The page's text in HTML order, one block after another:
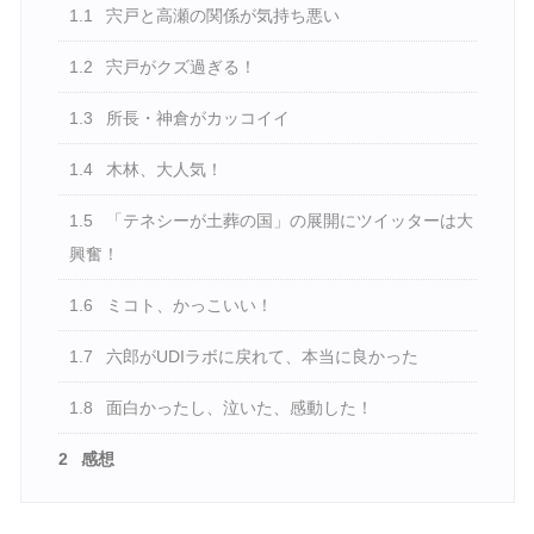
1.1 宍戸と高瀬の関係が気持ち悪い
1.2 宍戸がクズ過ぎる！
1.3 所長・神倉がカッコイイ
1.4 木林、大人気！
1.5
「テネシーが土葬の国」の展開にツイッターは大
興奮！
1.6 ミコト、かっこいい！
1.7 六郎がUDIラボに戻れて、本当に良かった
1.8 面白かったし、泣いた、感動した！
2 感想